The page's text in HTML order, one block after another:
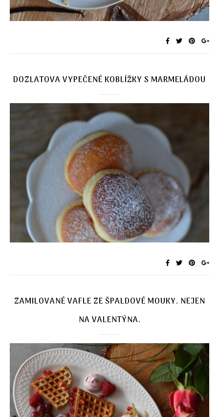
DOZLATOVA VYPEČENÉ KOBLÍŽKY S MARMELÁDOU
ZAMILOVANÉ VAFLE ZE ŠPALDOVÉ MOUKY. NEJEN
NA VALENTÝNA.